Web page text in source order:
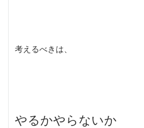
考えるべきは、
やるかやらないか